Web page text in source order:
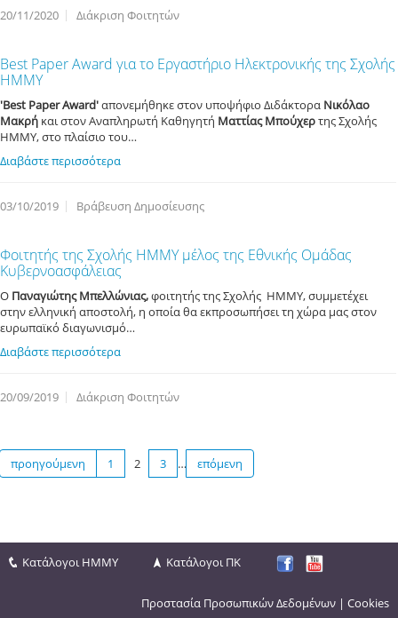
20/11/2020 Διάκριση Φοιτητών
Best Paper Award για το Εργαστήριο Ηλεκτρονικής της Σχολής
ΗΜΜΥ
'Best Paper Award'απονεμήθηκε στον υποψήφιο Διδάκτορα Νικόλαο
Μακρή και στον Αναπληρωτή Καθηγητή Ματτίας Μπούχερτης Σχολής
HMMY, στο πλαίσιο του…
Διαβάστε περισσότερα
03/10/2019 Βράβευση Δημοσίευσης
Φοιτητής της Σχολής ΗΜΜΥ μέλος της Εθνικής Ομάδας
Κυβερνοασφάλειας
Ο Παναγιώτης Μπελλώνιας,φοιτητής της Σχολής ΗΜΜΥ, συμμετέχει
στην ελληνική αποστολή, η οποία θα εκπροσωπήσει τη χώρα μας στον
ευρωπαϊκό διαγωνισμό…
Διαβάστε περισσότερα
20/09/2019 Διάκριση Φοιτητών
προηγούμενη 1 2 3 … επόμενη
Κατάλογοι ΗΜΜΥ Κατάλογοι ΠΚ
Προστασία Προσωπικών Δεδομένων | Cookies